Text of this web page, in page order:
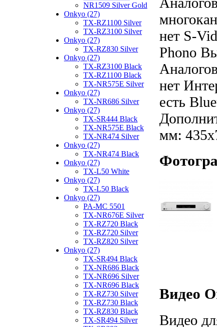
NR1509 Silver Gold
Onkyo (27)
TX-RZ1100 Silver
TX-RZ3100 Silver
Onkyo (27)
TX-RZ830 Silver
Onkyo (27)
TX-RZ3100 Black
TX-RZ1100 Black
TX-NR575E Silver
Onkyo (27)
TX-NR686 Silver
Onkyo (27)
TX-SR444 Black
TX-NR575E Black
TX-NR474 Silver
Onkyo (27)
TX-NR474 Black
Onkyo (27)
TX-L50 White
Onkyo (27)
TX-L50 Black
Onkyo (27)
PA-MC 5501
TX-NR676E Silver
TX-RZ720 Black
TX-RZ720 Silver
TX-RZ820 Silver
Onkyo (27)
TX-SR494 Black
TX-NR686 Black
TX-NR696 Silver
TX-NR696 Black
TX-RZ730 Silver
TX-RZ730 Black
TX-RZ830 Black
TX-SR494 Silver
нет S-
Phono
нет
есть
мм:
Видео
Видео